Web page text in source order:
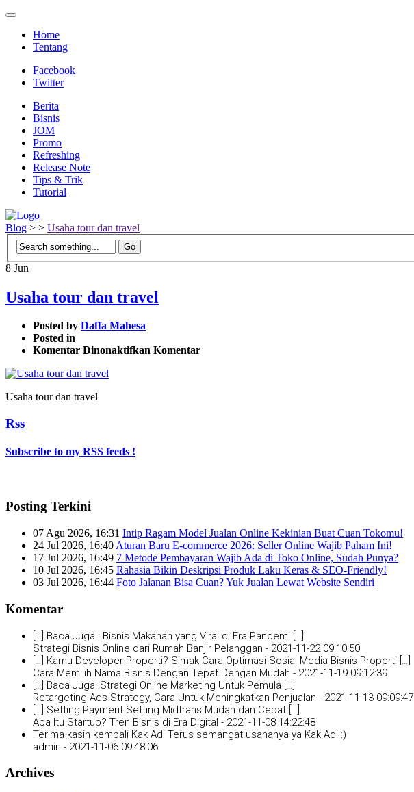
Home
Tentang
Facebook
Twitter
Berita
Bisnis
JOM
Promo
Refreshing
Release Note
Tips & Trik
Tutorial
Blog > > Usaha tour dan travel
8 Jun
Usaha tour dan travel
Posted by Daffa Mahesa
Posted in
Komentar Dinonaktifkan pada
Komentar
Usaha tour dan travel
Rss
Subscribe to my RSS feeds !
Posting Terkini
07 Agu 2026, 16:31 Intip Ragam Model Jualan Online Kekinian Buat Cuan Tokomu!
24 Jul 2026, 16:40 Aturan Baru E-commerce 2026: Seller Online Wajib Paham Ini!
17 Jul 2026, 16:49 7 Metode Pembayaran Wajib Ada di Toko Online, Sudah Punya?
10 Jul 2026, 16:45 Rahasia Bikin Deskripsi Produk Laku Keras & SEO-Friendly!
03 Jul 2026, 16:44 Foto Jalanan Bisa Cuan? Yuk Jualan Lewat Website Sendiri
Komentar
[…] Baca Juga : Bisnis Makanan yang Viral di Era Pandemi […]
Strategi Bisnis Online dari Rumah Banjir Pelanggan - 2021-11-22 09:10:50
[…] Kamu Developer Properti? Simak Cara Optimasi Sosial Media Bisnis Properti […]
Cara Memilih Nama Bisnis Dengan Tepat Dengan Mudah - 2021-11-19 09:12:39
[…] Baca Juga: Strategi Online Marketing Untuk Pemula […]
Retargeting Ads Strategy, Cara Untuk Meningkatkan Penjualan - 2021-11-13 09:09:47
[…] Setting Payment Setting Midtrans Mudah dan Cepat […]
Apa Itu Startup? Tren Bisnis di Era Digital - 2021-11-08 14:22:48
Terima kasih kembali Kak Adi Terus semangat usahanya ya Kak Adi :)
admin - 2021-11-06 09:48:06
Archives